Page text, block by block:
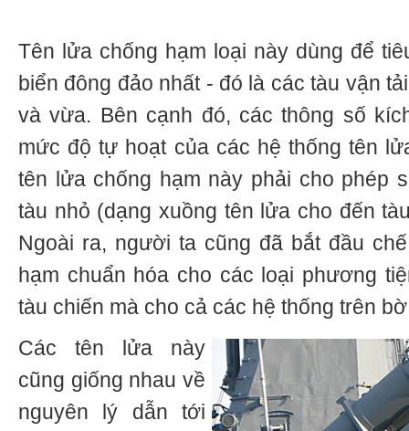
Tên lửa chống hạm loại này dùng để
biển đông đảo nhất - đó là các tàu vận
và vừa. Bên cạnh đó, các thông số
mức độ tự hoạt của các hệ thống tên
tên lửa chống hạm này phải cho phép
tàu nhỏ (dạng xuồng tên lửa cho đến
Ngoài ra, người ta cũng đã bắt đầu
hạm chuẩn hóa cho các loại phương
tàu chiến mà cho cả các hệ thống trên
Các tên lửa này
cũng giống nhau về
nguyên lý dẫn tới